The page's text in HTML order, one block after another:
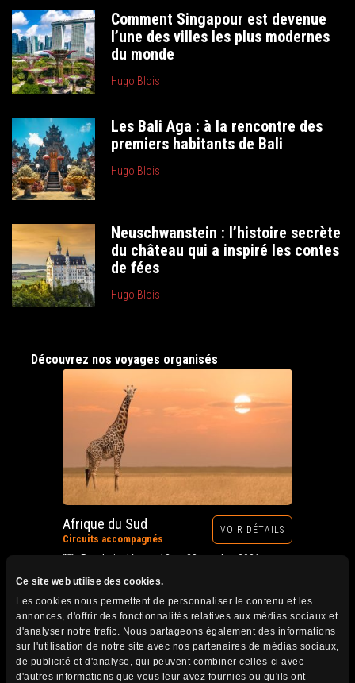
Ce site web utilise des cookies.
Les cookies nous permettent de personnaliser le contenu et les
annonces, d'offrir des fonctionnalités relatives aux médias sociaux et
d'analyser notre trafic. Nous partageons également des informations
sur l'utilisation de notre site avec nos partenaires de médias sociaux,
de publicité et d'analyse, qui peuvent combiner celles-ci avec
d'autres informations que vous leur avez fournies ou qu'ils ont
Comment Singapour est devenue
l’une des villes les plus modernes
du monde
Hugo Blois
Les Bali Aga : à la rencontre des
premiers habitants de Bali
Hugo Blois
Neuschwanstein : l’histoire secrète
du château qui a inspiré les contes
de fées
Hugo Blois
Découvrez nos voyages organisés
Afrique du Sud
Circuits accompagnés
VOIR DÉTAILS
Prochain départ : 12 au 28 octobre 2026